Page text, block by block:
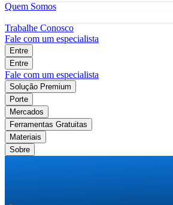
Quem Somos
Trabalhe Conosco
Fale com um especialista
Entre
Entre
Fale com um especialista
Solução Premium
Porte
Mercados
Ferramentas Gratuitas
Materiais
Sobre